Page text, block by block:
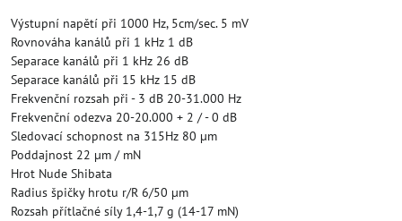
Výstupní napětí při 1000 Hz, 5cm/sec. 5 mV
Rovnováha kanálů při 1 kHz 1 dB
Separace kanálů při 1 kHz 26 dB
Separace kanálů při 15 kHz 15 dB
Frekvenční rozsah při - 3 dB 20-31.000 Hz
Frekvenční odezva 20-20.000 + 2 / - 0 dB
Sledovací schopnost na 315Hz 80 µm
Poddajnost 22 µm / mN
Hrot Nude Shibata
Radius špičky hrotu r/R 6/50 µm
Rozsah přítlačné síly 1,4-1,7 g (14-17 mN)